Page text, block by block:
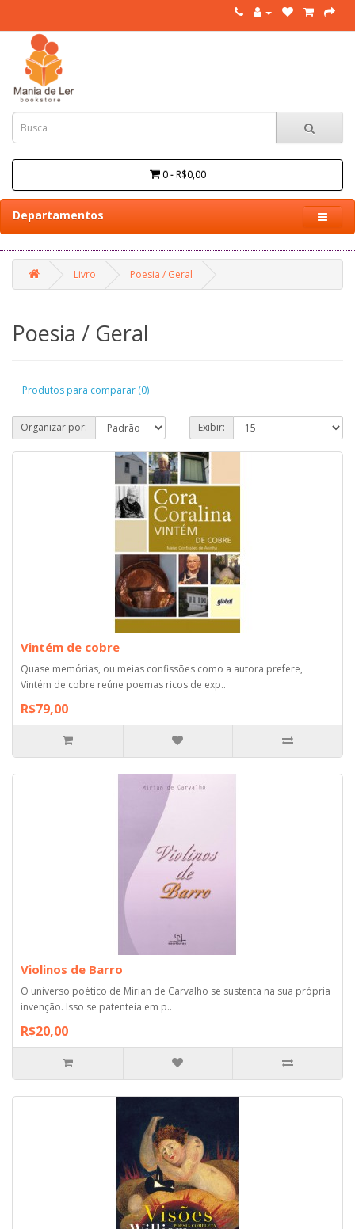
0 - R$0,00
Departamentos
Livro Poesia / Geral
Poesia / Geral
Produtos para comparar (0)
Organizar por: Exibir:
Vintém de cobre
Quase memórias, ou meias confissões como a autora prefere,
Vintém de cobre reúne poemas ricos de exp..
R$79,00
Violinos de Barro
O universo poético de Mirian de Carvalho se sustenta na sua própria
invenção. Isso se patenteia em p..
R$20,00